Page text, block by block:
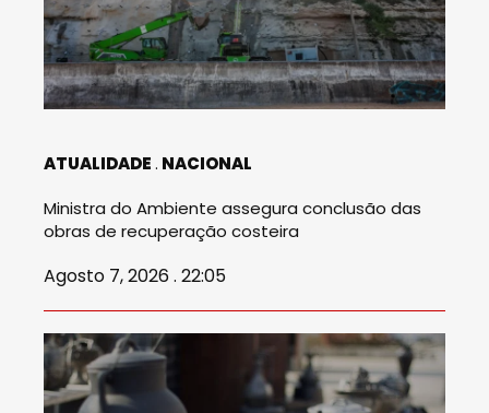
ATUALIDADE NACIONAL
Ministra do Ambiente assegura conclusão das
obras de recuperação costeira
Agosto 7, 2026 . 22:05